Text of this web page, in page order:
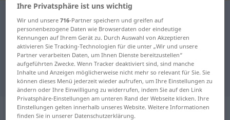
Kroatisch-Deutsch Wörterbuch izlazni
Kroatisch-Deutsch Übersetzung für
"izlazni"
"izlazni" Deutsch Übersetzung
„izlazni“
Ihre Privatsphäre ist uns wichtig
Wir und unsere716-Partner speichern und greifen auf
personenbezogene Daten wie Browserdaten oder eindeutige
Kennungen auf Ihrem Gerät zu. Durch Auswahl von Akzeptieren
aktivieren Sie Tracking-Technologien für die unter „Wir und unsere
Partner verarbeiten Daten, um Ihnen Dienste bereitzustellen“
aufgeführten Zwecke. Wenn Tracker deaktiviert sind, sind manche
Inhalte und Anzeigen möglicherweise nicht mehr so relevant für Sie. Sie
können dieses Menü jederzeit wieder aufrufen, um Ihre Einstellungen zu
ändern oder Ihre Einwilligung zu widerrufen, indem Sie auf den Link
Privatsphäre-Einstellungen am unteren Rand der Webseite klicken. Ihre
Einstellungen gelten innerhalb unseres Website. Weitere Informationen
finden Sie in unserer Datenschutzerklärung.